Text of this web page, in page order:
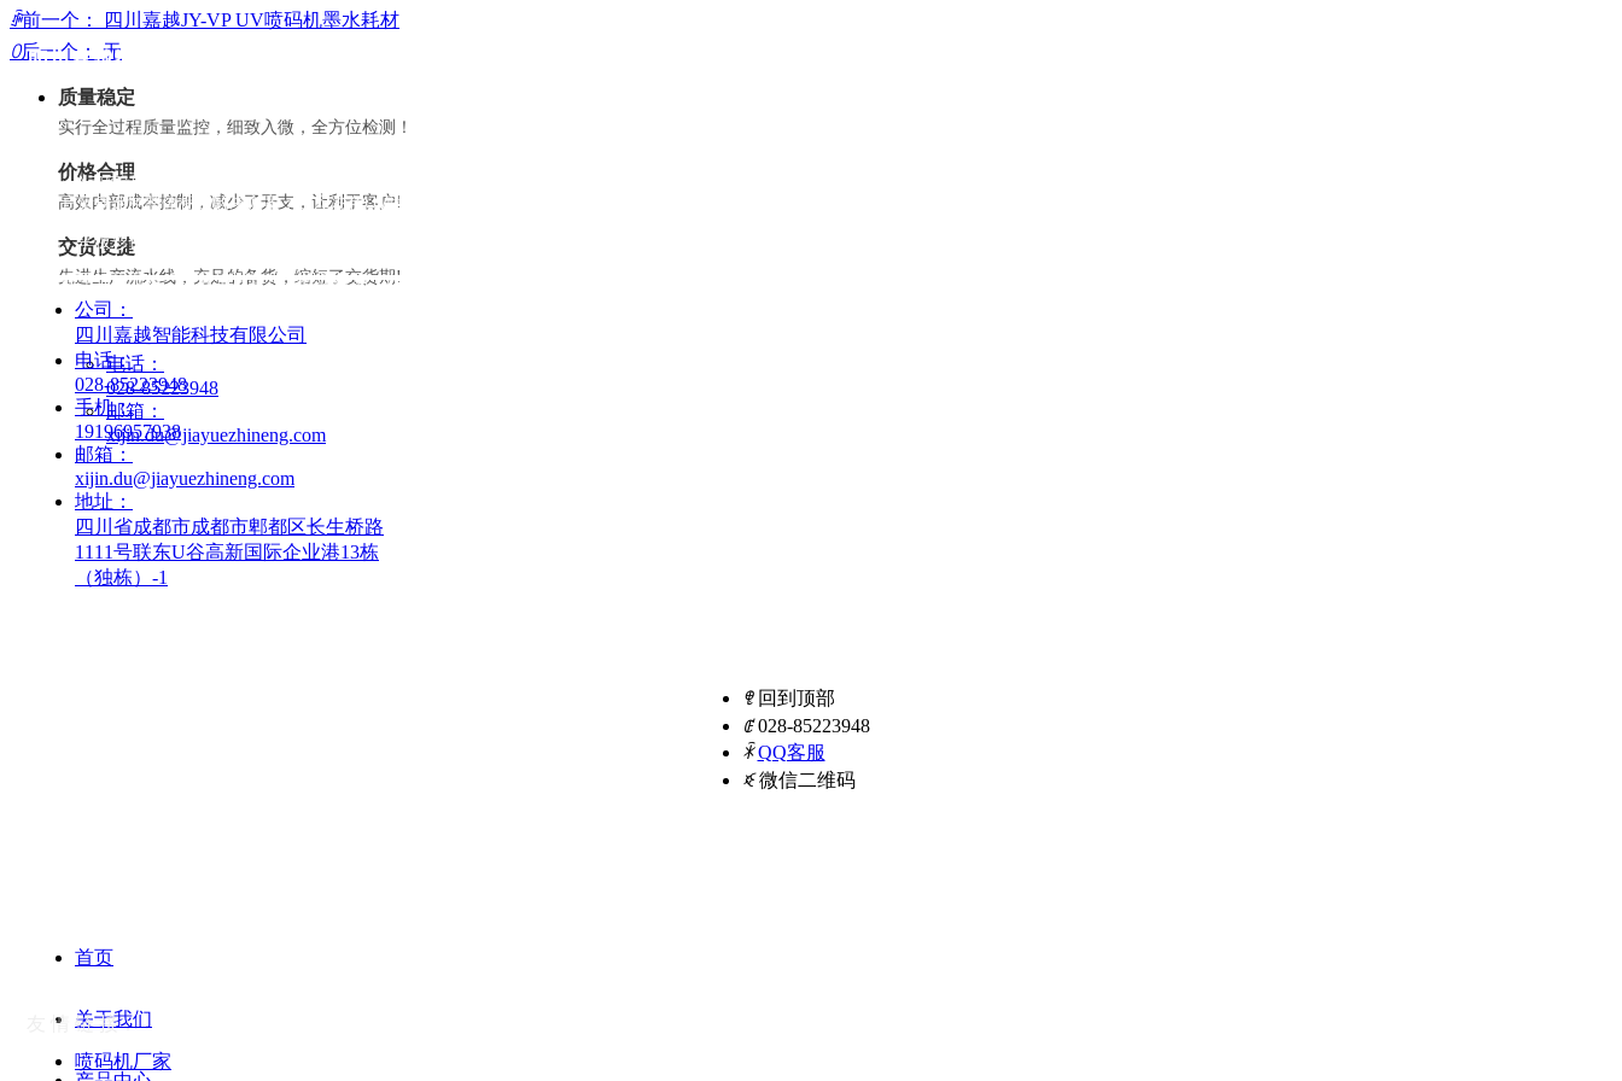
质量稳定
实行全过程质量监控，细致入微，全方位检测！
价格合理
高效内部成本控制，减少了开支，让利于客户!
交货便捷
先进生产流水线，充足的备货，缩短了交货期!
电话：
028-85223948
邮箱：
xijin.du@jiayuezhineng.com
ꄴ前一个：
四川嘉越JY-VP UV喷码机墨水耗材
ꄲ后一个： 无
公司网站
四川嘉越智能科技有限公司
为客户量身定制整体标识解决方案：供应彩色UV喷码机、手机盒喷
码机、平板彩色打印喷码机、3C消费电子工厂外包装喷码设备等，
提供握手通讯开发、关联追溯软件、视觉检测、制造企业工厂数字
化MES系统、电子批生产记录EBR等产品及服务。
公司：
四川嘉越智能科技有限公司
电话：
028-85223948
手机：
19196957938
邮箱：
xijin.du@jiayuezhineng.com
地址：
四川省成都市成都市郫都区长生桥路
1111号联东U谷高新国际企业港13栋
（独栋）-1
ꁸ 回到顶部
ꂅ 028-85223948
ꁗ QQ客服
ꀥ 微信二维码
首页
关于我们
友 情 链 接：
喷码机厂家